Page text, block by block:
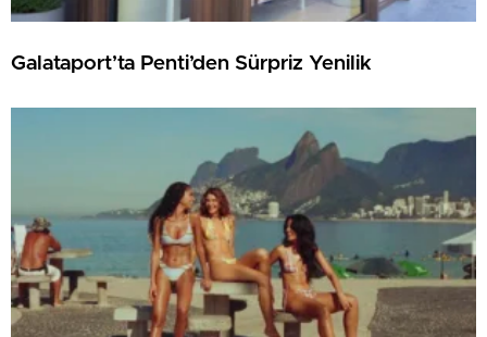
Galataport’ta Penti’den Sürpriz Yenilik